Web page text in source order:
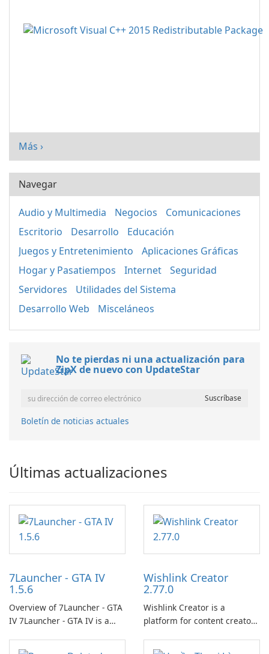
Más ›
Navegar
Audio y Multimedia Negocios
Comunicaciones
Escritorio
Desarrollo
Educación
Juegos y Entretenimiento
Aplicaciones Gráficas
Hogar y Pasatiempos
Internet
Seguridad
Servidores
Utilidades del Sistema
Desarrollo Web
Misceláneos
No te pierdas ni una actualización para
ZipX de nuevo con UpdateStar
Boletín de noticias actuales
Últimas actualizaciones
7Launcher - GTA IV
1.5.6
Overview of 7Launcher - GTA
IV 7Launcher - GTA IV is a
application designed to
Wishlink Creator
2.77.0
Wishlink Creator is a
platform for content creators
work through built-in brand